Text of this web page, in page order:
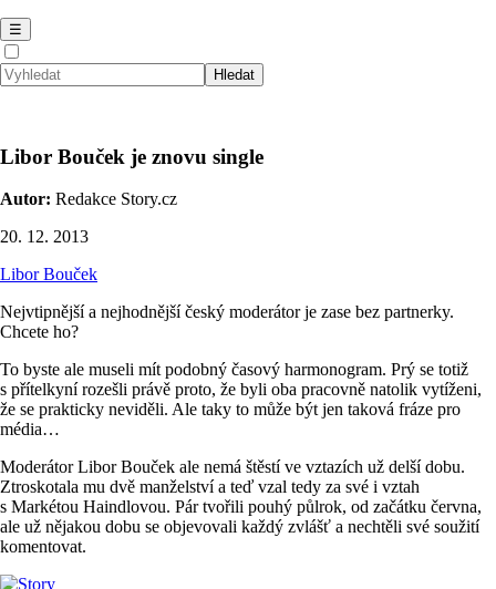
☰
Libor Bouček je znovu single
Autor: Redakce Story.cz
20. 12. 2013
Libor Bouček
Nejvtipnější a nejhodnější český moderátor je zase bez partnerky.
Chcete ho?
To byste ale museli mít podobný časový harmonogram. Prý se totiž
s přítelkyní rozešli právě proto, že byli oba pracovně natolik vytíženi,
že se prakticky neviděli. Ale taky to může být jen taková fráze pro
média…
Moderátor Libor Bouček ale nemá štěstí ve vztazích už delší dobu.
Ztroskotala mu dvě manželství a teď vzal tedy za své i vztah
s Markétou Haindlovou. Pár tvořili pouhý půlrok, od začátku června,
ale už nějakou dobu se objevovali každý zvlášť a nechtěli své soužití
komentovat.